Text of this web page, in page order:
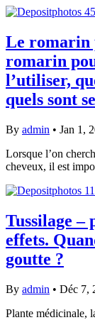
Le romarin
romarin
l’utiliser,
quels sont
By admin • Jan 1,
Lorsque l’on
cheveux, il est
Tussilage –
effets.
goutte ?
By admin • Déc 7,
Plante médicinale,